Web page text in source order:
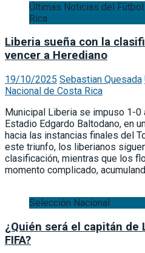
Últimas Noticias del
Rica
Liberia sueña con la
vencer a Herediano
19/10/2025 Sebastian Quesada
Nacional de Costa Rica
Municipal Liberia se impuso 1-0
Estadio Edgardo Baltodano, en
hacia las instancias finales del
este triunfo, los liberianos
clasificación, mientras que los
momento complicado,
Selección Nacional
¿Quién será el capitán de
FIFA?